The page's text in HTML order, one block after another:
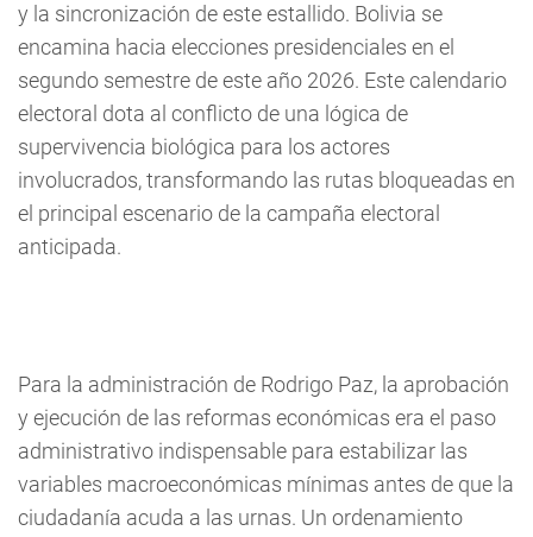
y la sincronización de este estallido. Bolivia se
encamina hacia elecciones presidenciales en el
segundo semestre de este año 2026. Este calendario
electoral dota al conflicto de una lógica de
supervivencia biológica para los actores
involucrados, transformando las rutas bloqueadas en
el principal escenario de la campaña electoral
anticipada.
Para la administración de Rodrigo Paz, la aprobación
y ejecución de las reformas económicas era el paso
administrativo indispensable para estabilizar las
variables macroeconómicas mínimas antes de que la
ciudadanía acuda a las urnas. Un ordenamiento